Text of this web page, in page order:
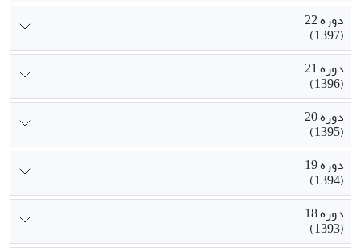
دوره 22
(1397)
دوره 21
(1396)
دوره 20
(1395)
دوره 19
(1394)
دوره 18
(1393)